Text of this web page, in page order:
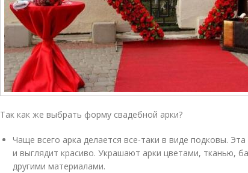
Так как же выбрать форму свадебной арки?
Чаще всего арка делается все-таки в виде подковы.
и выглядит красиво. Украшают арки цветами, тканью,
другими материалами.